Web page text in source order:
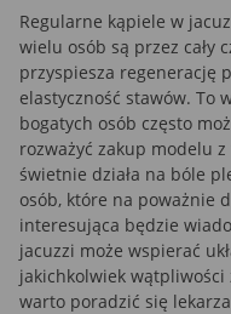
Regularne kąpiele w
wielu osób są przez cały
przyspiesza regenerację
elastyczność stawów. To
bogatych osób często
rozważyć zakup modelu
świetnie działa na bóle
osób, które na poważnie
interesująca będzie
jacuzzi może wspierać
jakichkolwiek wątpliwości
warto poradzić się